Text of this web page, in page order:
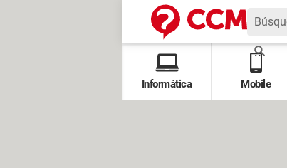
Informática Mobile